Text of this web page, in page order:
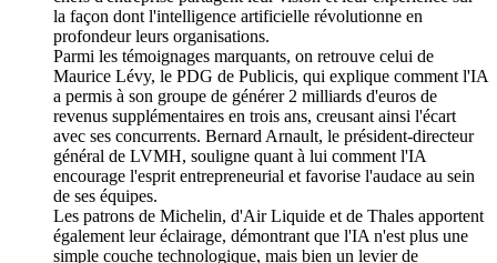
la façon dont l'intelligence artificielle révolutionne en
profondeur leurs organisations.
Parmi les témoignages marquants, on retrouve celui de
Maurice Lévy, le PDG de Publicis, qui explique comment l'IA
a permis à son groupe de générer 2 milliards d'euros de
revenus supplémentaires en trois ans, creusant ainsi l'écart
avec ses concurrents. Bernard Arnault, le président-directeur
général de LVMH, souligne quant à lui comment l'IA
encourage l'esprit entrepreneurial et favorise l'audace au sein
de ses équipes.
Les patrons de Michelin, d'Air Liquide et de Thales apportent
également leur éclairage, démontrant que l'IA n'est plus une
simple couche technologique, mais bien un levier de